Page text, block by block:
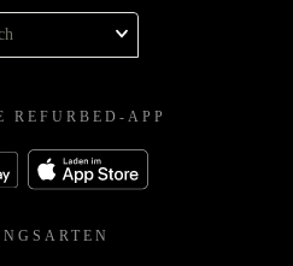
REFURBED-APP